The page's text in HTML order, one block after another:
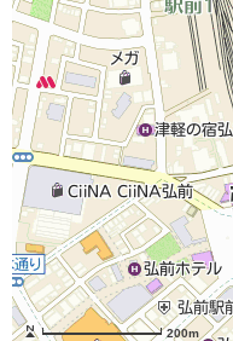
200m